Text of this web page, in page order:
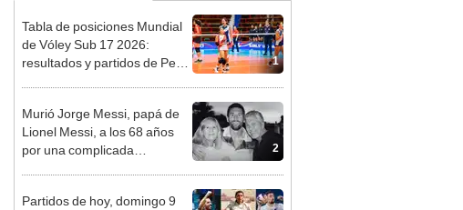
1
Tabla de posiciones Mundial
de Vóley Sub 17 2026:
resultados y partidos de Perú
2
Murió Jorge Messi, papá de
Lionel Messi, a los 68 años
por una complicada
Partidos de hoy, domingo 9